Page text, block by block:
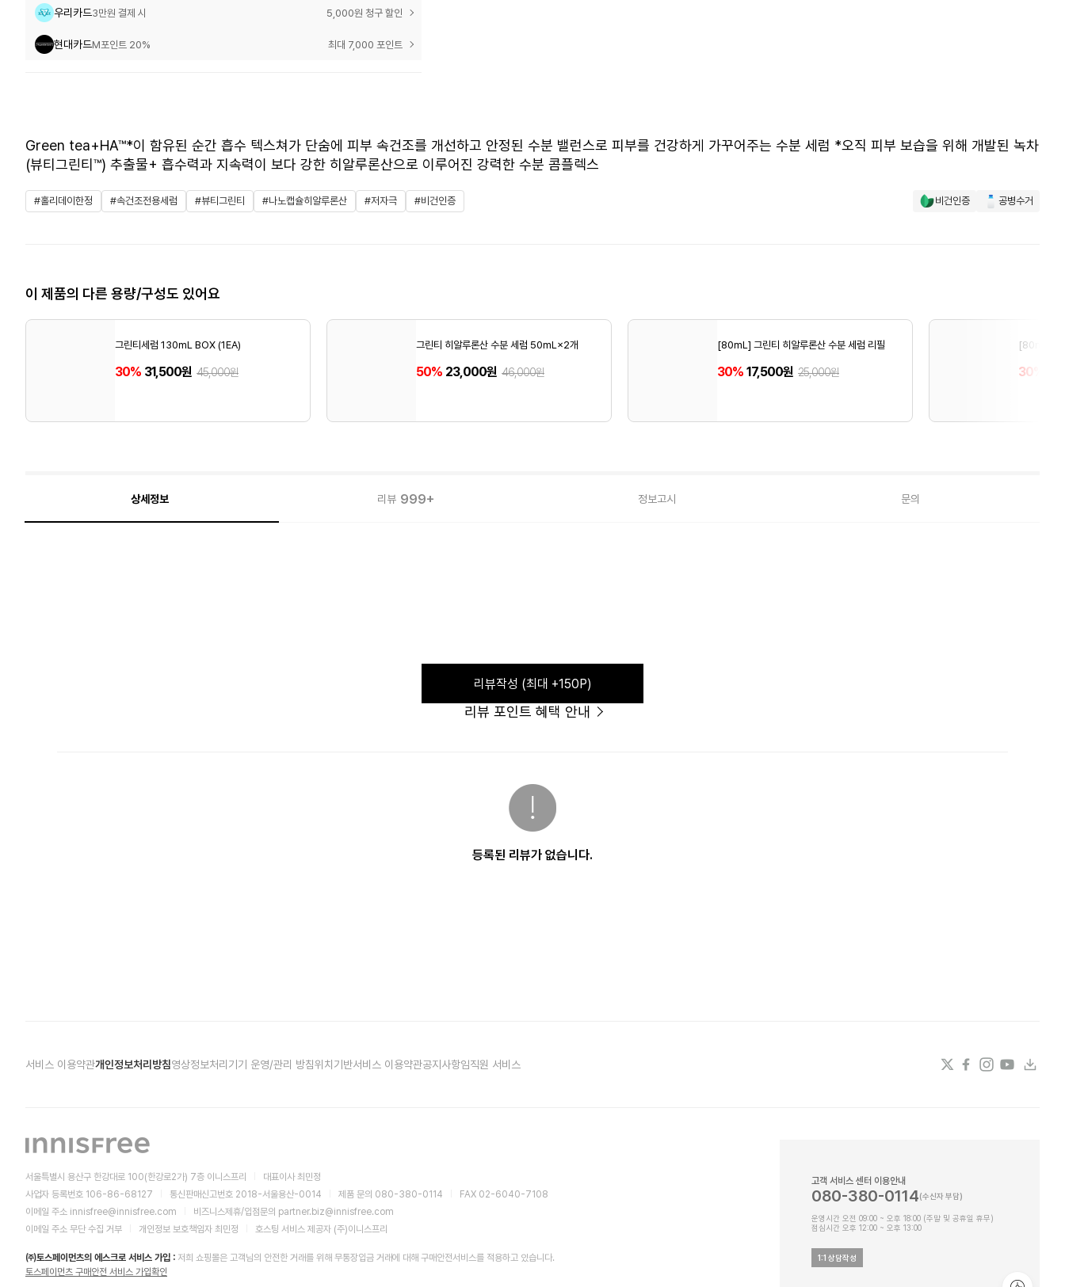
우리카드3만원 결제 시 5,000원 청구 할인
현대카드M포인트 20% 최대 7,000 포인트
Green tea+HA™*이 함유된 순간 흡수 텍스쳐가 단숨에 피부 속건조를 개선하고 안정된 수분 밸런스로 피부를 건강하게 가꾸어주는 수분 세럼 *오직 피부 보습을 위해 개발된 녹차
(뷰티그린티™) 추출물+ 흡수력과 지속력이 보다 강한 히알루론산으로 이루어진 강력한 수분 콤플렉스
#홀리데이한정 #속건조전용세럼 #뷰티그린티 #나노캡슐히알루론산 #저자극 #비건인증 비건인증 공병수거
이 제품의 다른 용량/구성도 있어요
그린티세럼 130mL BOX (1EA)
30% 31,500원 45,000원
그린티 히알루론산 수분 세럼 50mL×2개
50% 23,000원 46,000원
[80mL] 그린티 히알루론산 수분 세럼 리필
30% 17,500원 25,000원
[80mL]그
30%
상세정보 리뷰 999+ 정보고시 문의
리뷰작성 (최대 +150P)
리뷰 포인트 혜택 안내
등록된 리뷰가 없습니다.
서울특별시 용산구 한강대로 100(한강로2가) 7층 이니스프리
대표이사 최민정
사업자 등록번호 106-86-68127
통신판매신고번호 2018-서울용산-0014 제품 문의 080-380-0114
FAX 02-6040-7108
이메일 주소 innisfree@innisfree.com 비즈니스제휴/입점문의 partner.biz@innisfree.com
이메일 주소 무단 수집 거부
개인정보 보호책임자 최민정 호스팅 서비스 제공자 (주)이니스프리
㈜토스페이먼츠의 에스크로 서비스 가입 : 저희 쇼핑몰은 고객님의 안전한 거래를 위해 무통장입금 거래에 대해 구매안전서비스를 적용하고 있습니다.
토스페이먼츠 구매안전 서비스 가입확인
고객 서비스 센터 이용안내
080-380-0114
운영시간 오전 09:00 ~ 오후 18:00 (주말 및 공휴일 휴무)
점심시간 오후 12:00 ~ 오후 13:00
1:1 상담작성
서비스 이용약관개인정보처리방침영상정보처리기기 운영/관리 방침위치기반서비스 이용약관공지사항임직원 서비스